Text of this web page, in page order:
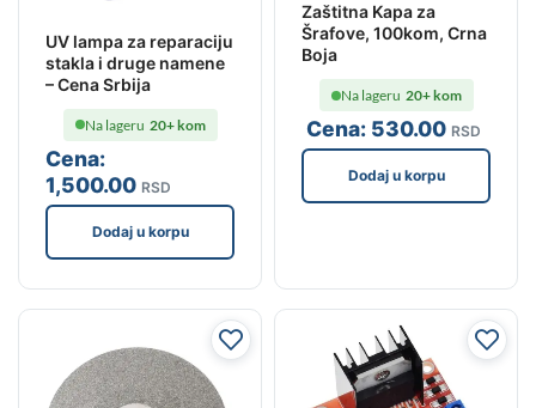
UV lampa za reparaciju
stakla i druge namene
– Cena Srbija
Cena:
1,500.00 RSD
Na lageru 20+ kom
Dodaj u korpu
Zaštitna Kapa za
Šrafove, 100kom, Crna
Boja
Cena: 530.00 RSD
Na lageru 20+ kom
Dodaj u korpu